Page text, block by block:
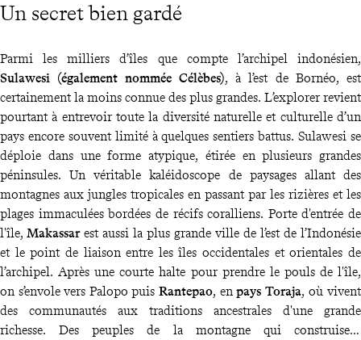
Un secret bien gardé
Parmi les milliers d’îles que compte l’archipel indonésien,
Sulawesi (également nommée Célèbes), à l’est de Bornéo, est
certainement la moins connue des plus grandes. L’explorer revient
pourtant à entrevoir toute la diversité naturelle et culturelle d’un
pays encore souvent limité à quelques sentiers battus. Sulawesi se
déploie dans une forme atypique, étirée en plusieurs grandes
péninsules. Un véritable kaléidoscope de paysages allant des
montagnes aux jungles tropicales en passant par les rizières et les
plages immaculées bordées de récifs coralliens. Porte d'entrée de
l'île, Makassarest aussi la plus grande ville de l’est de l’Indonésie
et le point de liaison entre les îles occidentales et orientales de
l’archipel. Après une courte halte pour prendre le pouls de l'île,
on s’envole vers Palopo puis Rantepao, en pays Toraja, où vivent
des communautés aux traditions ancestrales d'une grande
richesse. Des peuples de la montagne qui construisent